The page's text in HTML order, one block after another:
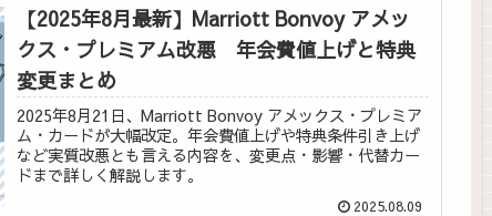
【2025年8月最新】Marriott Bonvoy アメッ
クス・プレミアム改悪 年会費値上げと特典
変更まとめ
2025年8月21日、Marriott Bonvoy アメックス・プレミア
ム・カードが大幅改定。年会費値上げや特典条件引き上げ
など実質改悪とも言える内容を、変更点・影響・代替カー
ドまで詳しく解説します。
2025.08.09